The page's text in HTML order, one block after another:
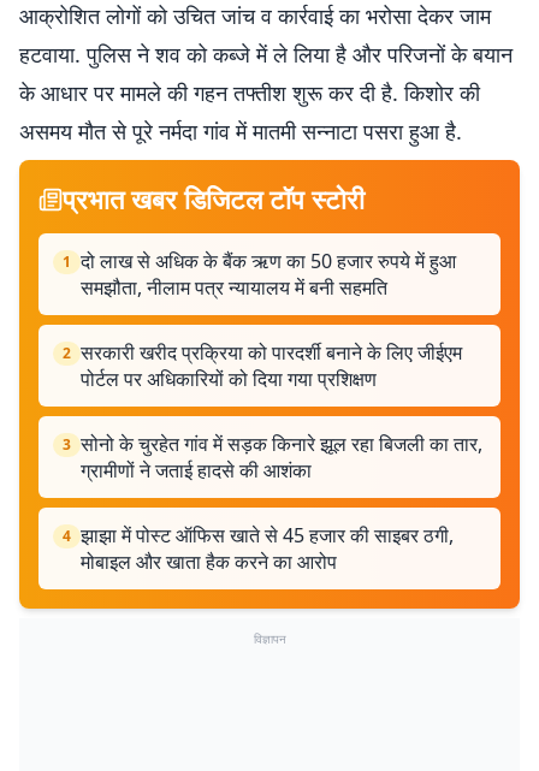
आक्रोशित लोगों को उचित जांच व कार्रवाई का भरोसा देकर जाम
हटवाया. पुलिस ने शव को कब्जे में ले लिया है और परिजनों के बयान
के आधार पर मामले की गहन तफ्तीश शुरू कर दी है. किशोर की
असमय मौत से पूरे नर्मदा गांव में मातमी सन्नाटा पसरा हुआ है.
प्रभात खबर डिजिटल टॉप स्टोरी
1 दो लाख से अधिक के बैंक ऋण का 50 हजार रुपये में हुआ
समझौता, नीलाम पत्र न्यायालय में बनी सहमति
2 सरकारी खरीद प्रक्रिया को पारदर्शी बनाने के लिए जीईएम
पोर्टल पर अधिकारियों को दिया गया प्रशिक्षण
3 सोनो के चुरहेत गांव में सड़क किनारे झूल रहा बिजली का तार,
ग्रामीणों ने जताई हादसे की आशंका
4 झाझा में पोस्ट ऑफिस खाते से 45 हजार की साइबर ठगी,
मोबाइल और खाता हैक करने का आरोप
विज्ञापन